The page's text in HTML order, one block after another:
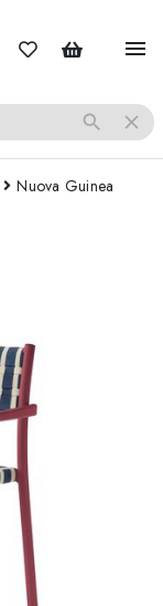
menu
search close
Nuova Guinea